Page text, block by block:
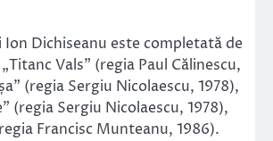
Dichiseanu este completată de
Vals” (regia Paul Călinescu,
(regia Sergiu Nicolaescu, 1978),
(regia Sergiu Nicolaescu, 1978),
Francisc Munteanu, 1986).